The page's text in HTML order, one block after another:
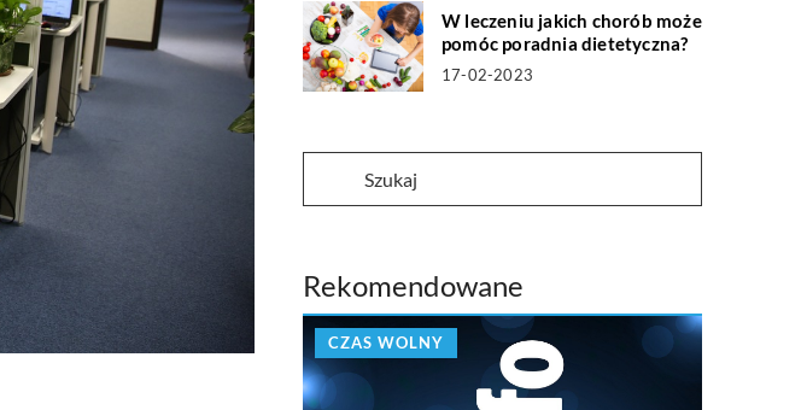
W leczeniu jakich chorób może
pomóc poradnia dietetyczna?
17-02-2023
Rekomendowane
CZAS WOLNY